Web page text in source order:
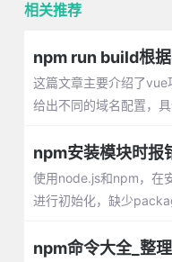
相关推荐
npm run build根
这篇文章主要介绍了
给出不同的域名配置，
npm安装模块时
使用node.js和npm，在
进行初始化，缺少
npm命令大全_整